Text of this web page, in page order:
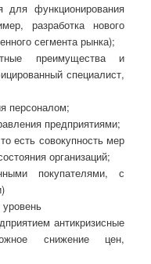
для функционирования
разработка нового
сегмента рынка);
преимущества и
специалист,
персоналом;
предприятиями;
есть совокупность мер
организаций;
покупателями, с
антикризисные
снижение цен,